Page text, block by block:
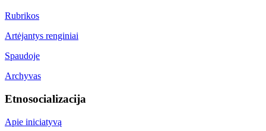
Rubrikos
Artėjantys renginiai
Spaudoje
Archyvas
Etnosocializacija
Apie iniciatyvą